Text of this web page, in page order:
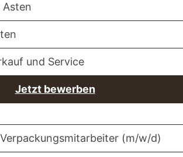
Asten
und Service
Jetzt bewerben
Verpackungsmitarbeiter (m/w/d)